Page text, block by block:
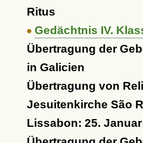
Ritus
Gedächtnis IV.
Übertragung der
in Galicien
Übertragung von
Jesuitenkirche São
Lissabon: 25. Januar